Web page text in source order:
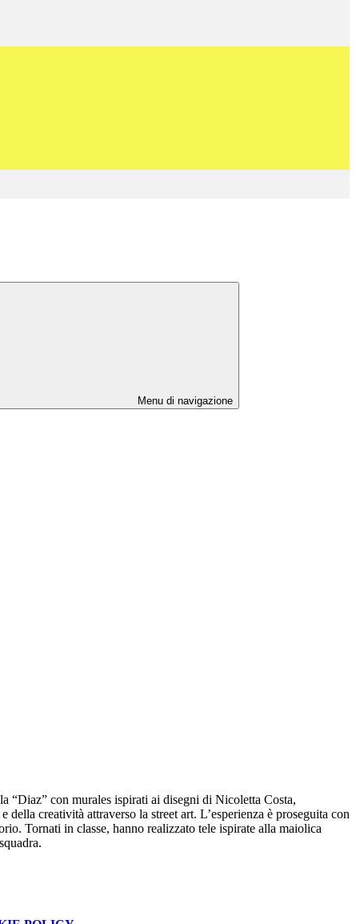
Menu di navigazione
“Diaz” con murales ispirati ai disegni di Nicoletta Costa,
creatività attraverso la street art. L’esperienza è proseguita con
Tornati in classe, hanno realizzato tele ispirate alla maiolica